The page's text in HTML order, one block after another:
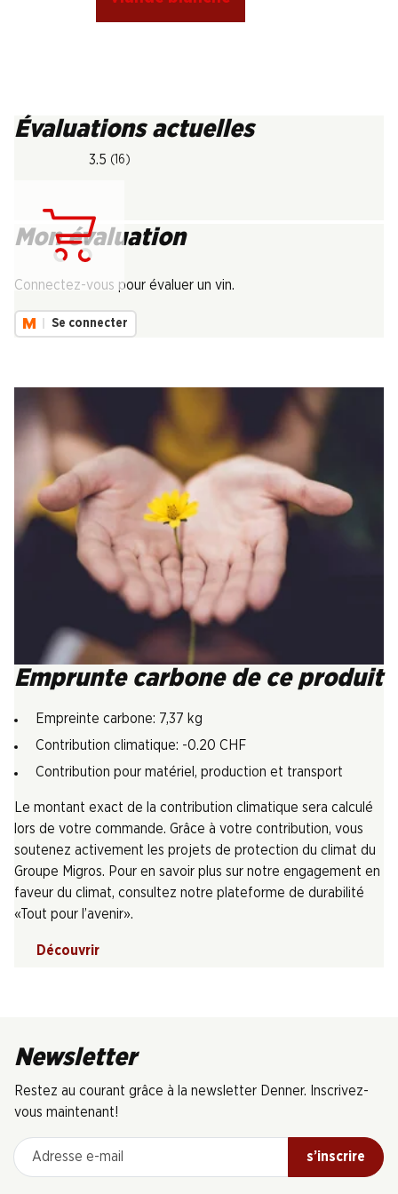
Évaluations actuelles
3.5 (16)
Mon évaluation
Connectez-vous pour évaluer un vin.
Se connecter
Emprunte carbone de ce produit
Empreinte carbone: 7,37 kg
Contribution climatique: -0.20 CHF
Contribution pour matériel, production et transport
Le montant exact de la contribution climatique sera calculé
lors de votre commande. Grâce à votre contribution, vous
soutenez activement les projets de protection du climat du
Groupe Migros. Pour en savoir plus sur notre engagement en
faveur du climat, consultez notre plateforme de durabilité
«Tout pour l’avenir».
Découvrir
Newsletter
Restez au courant grâce à la newsletter Denner. Inscrivez-
vous maintenant!
Adresse e-mail
s’inscrire